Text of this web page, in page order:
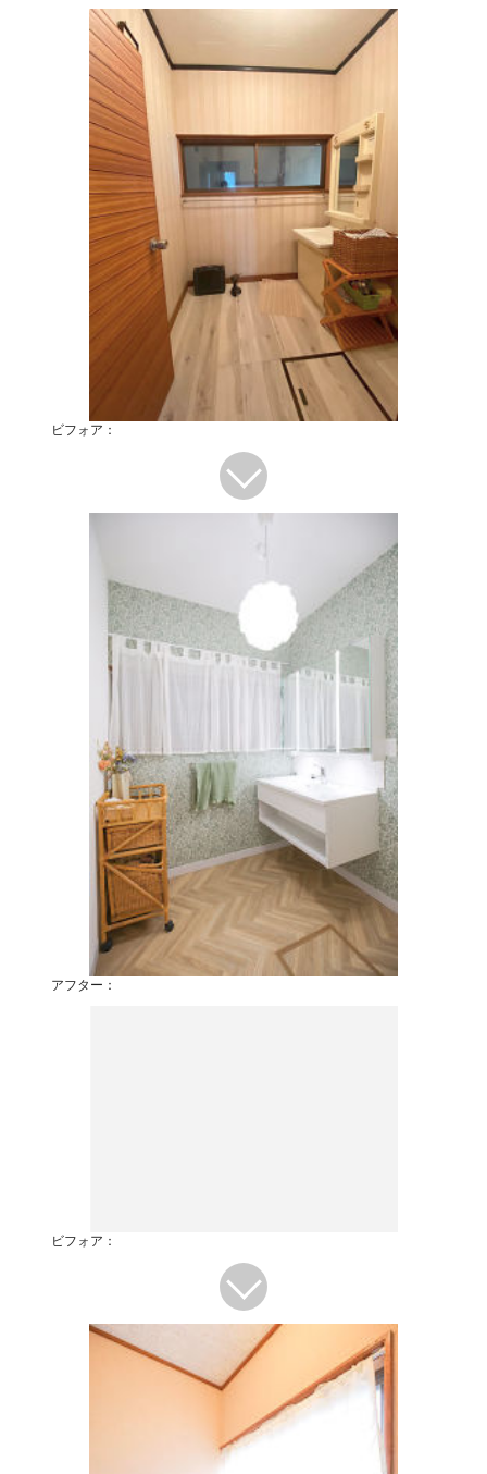
ビフォア：
アフター：
ビフォア：